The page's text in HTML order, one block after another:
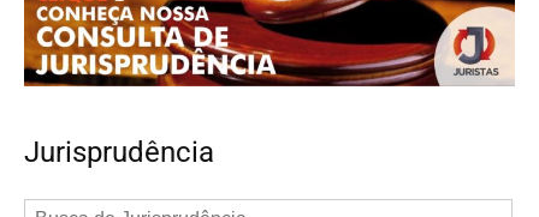
Jurisprudência